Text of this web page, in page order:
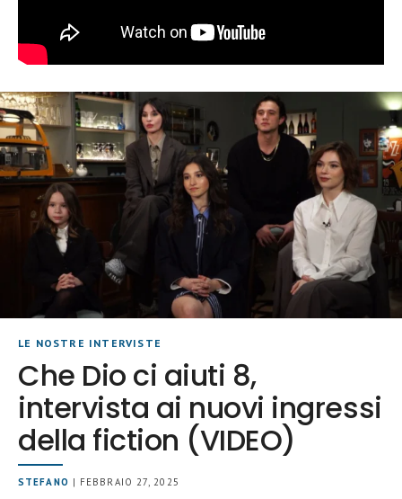
LE NOSTRE INTERVISTE
Che Dio ci aiuti 8,
intervista ai nuovi ingressi
della fiction (VIDEO)
STEFANO | FEBBRAIO 27, 2025